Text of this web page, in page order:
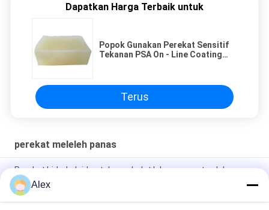
Dapatkan Harga Terbaik untuk
Popok Gunakan Perekat Sensitif
Tekanan PSA On - Line Coating
Terus
perekat meleleh panas
Perekat hidrokoloid untuk pembalut luka, perawatan luka,
produk medis
Perekat panas untuk pembalut hidrokoloid medis, plester luka
Alex